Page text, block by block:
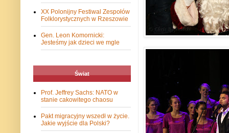
XX Polonijny Festiwal Zespołów
Folklorystycznych w Rzeszowie
Gen. Leon Komornicki:
Jesteśmy jak dzieci we mgle
Świat
Prof. Jeffrey Sachs: NATO w
stanie cakowitego chaosu
Pakt migracyjny wszedł w życie.
Jakie wyjście dla Polski?